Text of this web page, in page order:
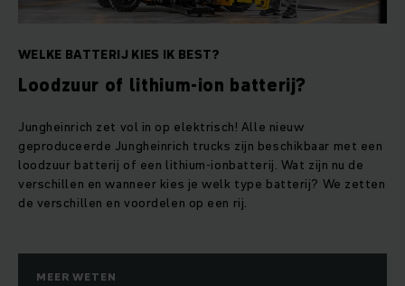
WELKE BATTERIJ KIES IK BEST?
Loodzuur of lithium-ion batterij?
Jungheinrich zet vol in op elektrisch! Alle nieuw
geproduceerde Jungheinrich trucks zijn beschikbaar met een
loodzuur batterij of een lithium-ionbatterij. Wat zijn nu de
verschillen en wanneer kies je welk type batterij? We zetten
de verschillen en voordelen op een rij.
MEER WETEN